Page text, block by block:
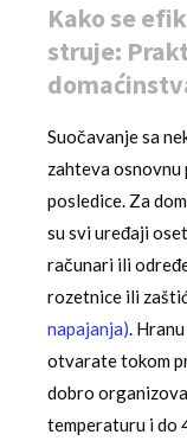
Kako se
struje:
Suočavanje sa
zahteva osnovnu
posledice. Za
su svi uređaji
računari ili
rozetnice ili
napajanja).
otvarate tokom
dobro
temperaturu i do